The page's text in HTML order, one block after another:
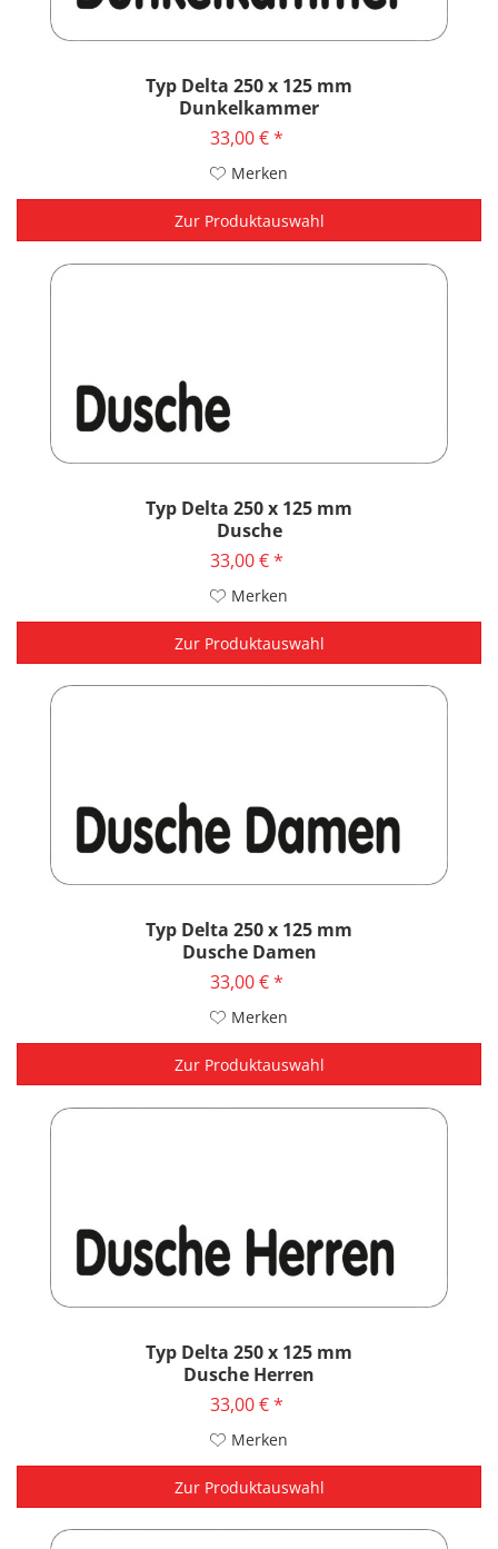
Typ Delta 250 x 125 mm
Dunkelkammer
33,00 € *
Merken
Zur Produktauswahl
Typ Delta 250 x 125 mm
Dusche
33,00 € *
Merken
Zur Produktauswahl
Typ Delta 250 x 125 mm
Dusche Damen
33,00 € *
Merken
Zur Produktauswahl
Typ Delta 250 x 125 mm
Dusche Herren
33,00 € *
Merken
Zur Produktauswahl